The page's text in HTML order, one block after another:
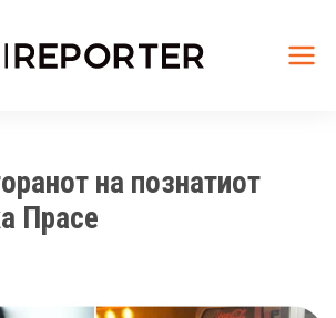
на познатиот
Прасе